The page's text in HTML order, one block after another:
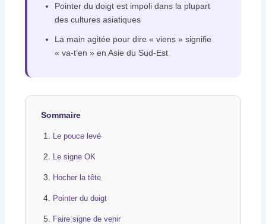
Pointer du doigt est impoli dans la plupart
des cultures asiatiques
La main agitée pour dire « viens » signifie
« va-t’en » en Asie du Sud-Est
Sommaire
Le pouce levé
Le signe OK
Hocher la tête
Pointer du doigt
Faire signe de venir